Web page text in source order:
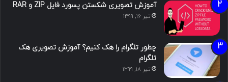
آموزش تصویری شکستن پسورد فایل ZIP و RAR
تیر ۱۶, ۱۳۹۹
چطور تلگرام را هک کنیم؟ آموزش تصویری هک
تلگرام
تیر ۱۸, ۱۳۹۹